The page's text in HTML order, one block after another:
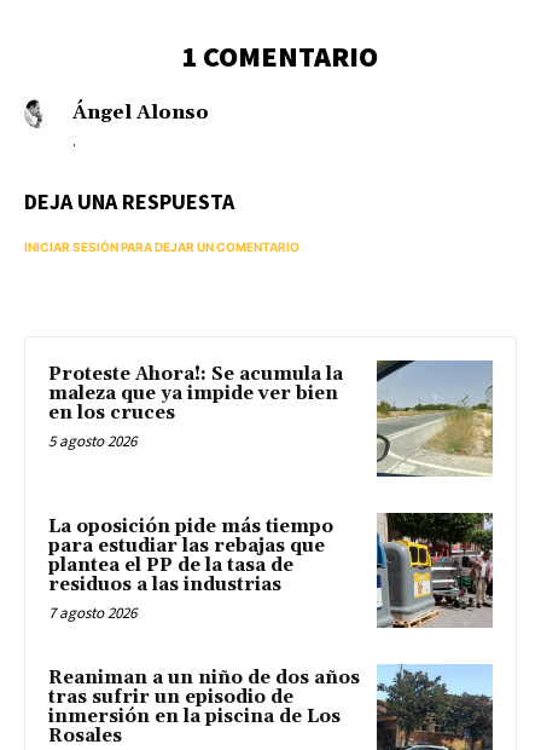
1 COMENTARIO
Ángel Alonso
.
DEJA UNA RESPUESTA
INICIAR SESIÓN PARA DEJAR UN COMENTARIO
Proteste Ahora!: Se acumula la
maleza que ya impide ver bien
en los cruces
5 agosto 2026
La oposición pide más tiempo
para estudiar las rebajas que
plantea el PP de la tasa de
residuos a las industrias
7 agosto 2026
Reaniman a un niño de dos años
tras sufrir un episodio de
inmersión en la piscina de Los
Rosales